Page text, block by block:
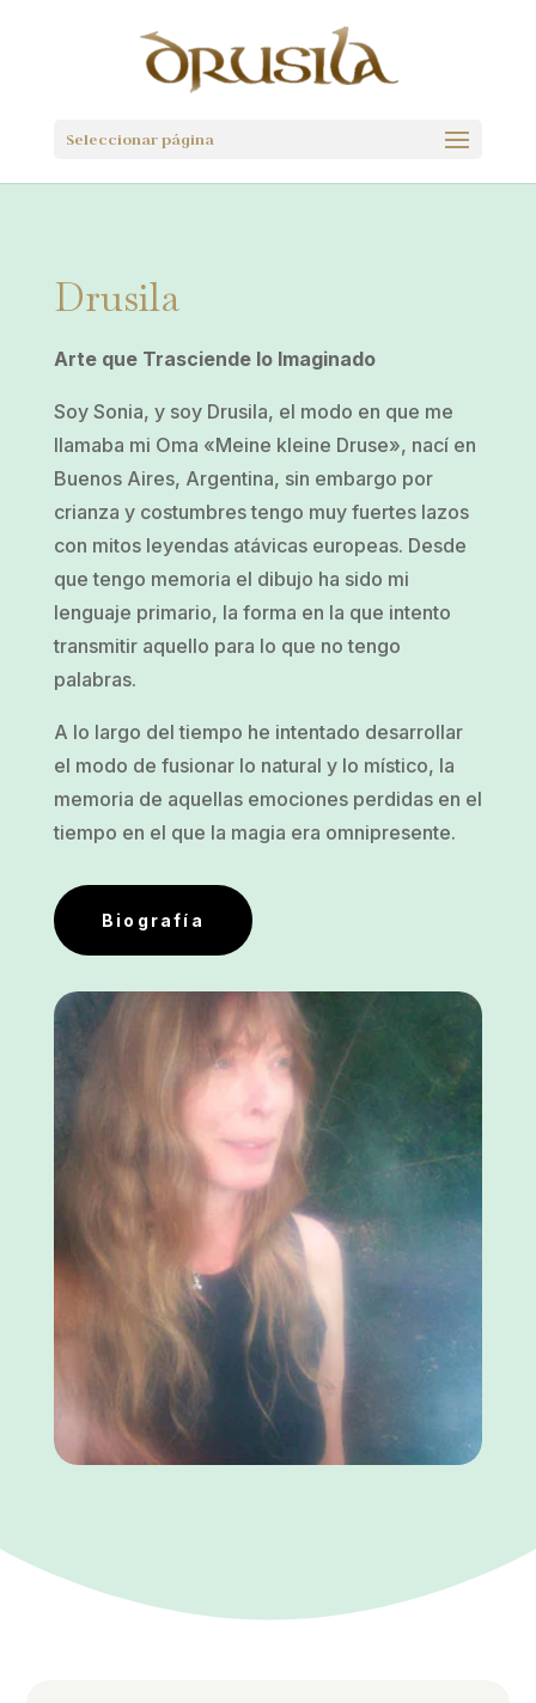
Seleccionar página
Drusila
Arte que Trasciende lo Imaginado
Soy Sonia, y soy Drusila, el modo en que me
llamaba mi Oma «Meine kleine Druse», nací en
Buenos Aires, Argentina, sin embargo por
crianza y costumbres tengo muy fuertes lazos
con mitos leyendas atávicas europeas. Desde
que tengo memoria el dibujo ha sido mi
lenguaje primario, la forma en la que intento
transmitir aquello para lo que no tengo
palabras.
A lo largo del tiempo he intentado desarrollar
el modo de fusionar lo natural y lo místico, la
memoria de aquellas emociones perdidas en el
tiempo en el que la magia era omnipresente.
Biografía